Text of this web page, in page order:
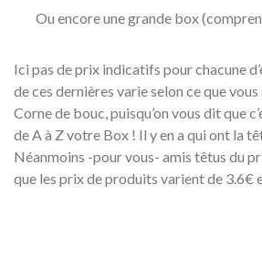
Ou encore une grande box
Ici pas de prix indicatifs pour chacune
de ces dernières varie selon ce que
Corne de bouc, puisqu’on vous dit que
de A à Z votre Box ! Il y en a qui ont la
Néanmoins -pour vous- amis têtus du
que les prix de produits varient de 3.6€